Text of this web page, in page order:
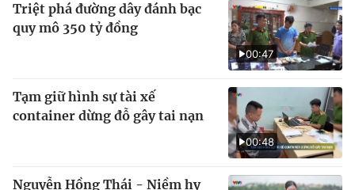
00:47
Triệt phá đường dây đánh bạc
quy mô 350 tỷ đồng
00:48
Tạm giữ hình sự tài xế
container dừng đỗ gây tai nạn
Nguyễn Hồng Thái - Niềm hy